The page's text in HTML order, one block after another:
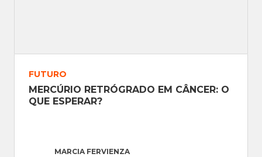
FUTURO
MERCÚRIO RETRÓGRADO EM CÂNCER: O
QUE ESPERAR?
MARCIA FERVIENZA